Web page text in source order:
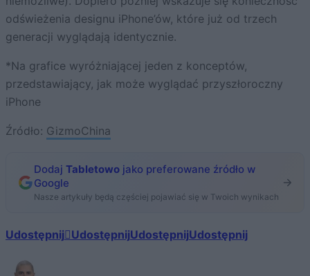
odświeżenia designu iPhone’ów, które już od trzech
generacji wyglądają identycznie.
*Na grafice wyróżniającej jeden z konceptów,
przedstawiający, jak może wyglądać przyszłoroczny
iPhone
Źródło: GizmoChina
Dodaj Tabletowo jako preferowane źródło w
Google
Nasze artykuły będą częściej pojawiać się w Twoich wynikach
Udostępnij UdostępnijUdostępnijUdostępnij